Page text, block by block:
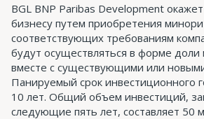
BGL BNP Paribas Development
бизнесу путем приобретения
соответствующих требованиям
будут осуществляться в форме
вместе с существующими или
Панируемый срок инвестиционного
10 лет. Общий объем инвестиций,
следующие пять лет, составляет 50